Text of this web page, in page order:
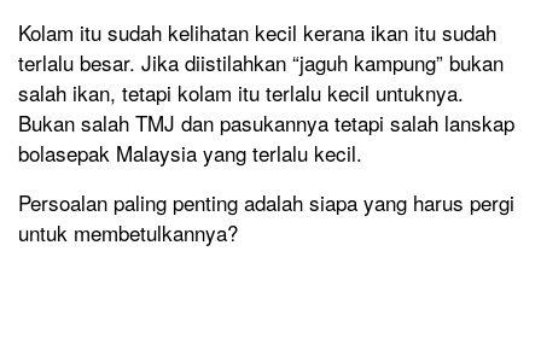
Kolam itu sudah kelihatan kecil kerana ikan itu sudah
terlalu besar. Jika diistilahkan “jaguh kampung” bukan
salah ikan, tetapi kolam itu terlalu kecil untuknya.
Bukan salah TMJ dan pasukannya tetapi salah lanskap
bolasepak Malaysia yang terlalu kecil.
Persoalan paling penting adalah siapa yang harus pergi
untuk membetulkannya?